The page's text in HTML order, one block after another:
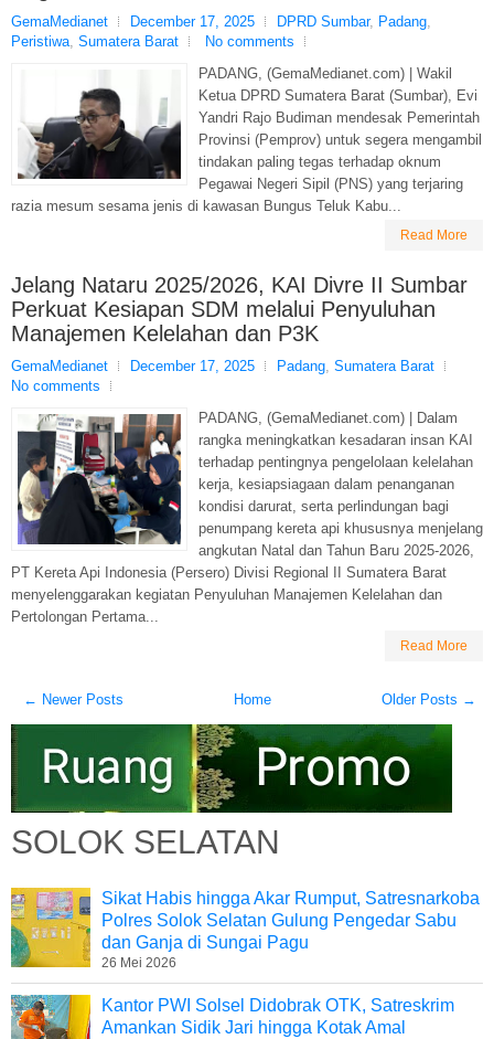
GemaMedianet December 17, 2025 DPRD Sumbar, Padang,
Peristiwa, Sumatera Barat
No comments
PADANG, (GemaMedianet.com) | Wakil
Ketua DPRD Sumatera Barat (Sumbar), Evi
Yandri Rajo Budiman mendesak Pemerintah
Provinsi (Pemprov) untuk segera mengambil
tindakan paling tegas terhadap oknum
Pegawai Negeri Sipil (PNS) yang terjaring
razia mesum sesama jenis di kawasan Bungus Teluk Kabu...
Read More
Jelang Nataru 2025/2026, KAI Divre II Sumbar
Perkuat Kesiapan SDM melalui Penyuluhan
Manajemen Kelelahan dan P3K
GemaMedianet December 17, 2025 Padang, Sumatera Barat
No comments
PADANG, (GemaMedianet.com) | Dalam
rangka meningkatkan kesadaran insan KAI
terhadap pentingnya pengelolaan kelelahan
kerja, kesiapsiagaan dalam penanganan
kondisi darurat, serta perlindungan bagi
penumpang kereta api khususnya menjelang
angkutan Natal dan Tahun Baru 2025-2026,
PT Kereta Api Indonesia (Persero) Divisi Regional II Sumatera Barat
menyelenggarakan kegiatan Penyuluhan Manajemen Kelelahan dan
Pertolongan Pertama...
Read More
← Newer Posts Older Posts →
Home
SOLOK SELATAN
Sikat Habis hingga Akar Rumput, Satresnarkoba
Polres Solok Selatan Gulung Pengedar Sabu
dan Ganja di Sungai Pagu
26 Mei 2026
Kantor PWI Solsel Didobrak OTK, Satreskrim
Amankan Sidik Jari hingga Kotak Amal